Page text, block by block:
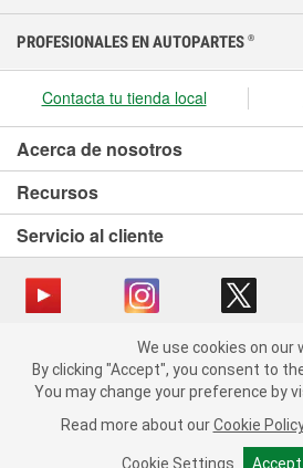
We use cookies on our website. By
to the use of All the
You may change your preference by
Read more about our Cookie
Cookie Settings Accept
PROFESIONALES EN AUTOPARTES ®
Contacta tu tienda local
Acerca de nosotros
Recursos
Servicio al cliente
Copyright © 2008-2026 O’Reilly Auto Parts v
catalog_main
Política de privacidad
Ley de transparencia
de California
We use cookies on our
By clicking "Accept", you consent to
You may change your preference by
Read more about our Cookie
Cookie Settings Accept